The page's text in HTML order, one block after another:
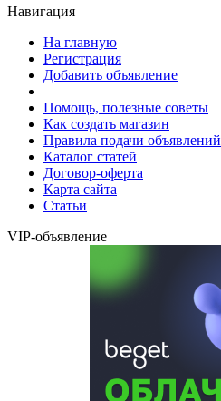
Навигация
На главную
Регистрация
Добавить объявление
Помощь, полезные советы
Как создать магазин
Правила подачи объявлений
Каталог статей
Договор-оферта
Карта сайта
Статьи
VIP-объявление